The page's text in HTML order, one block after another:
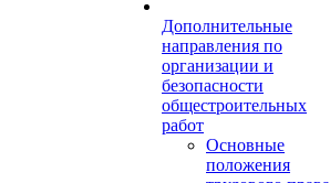
Дополнительные
направления по
организации и
безопасности
общестроительных
работ
Основные
положения